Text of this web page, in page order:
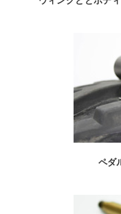
ペダ